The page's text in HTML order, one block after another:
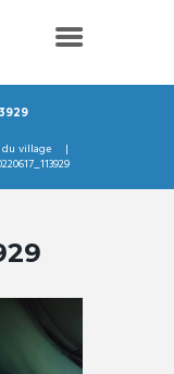
village